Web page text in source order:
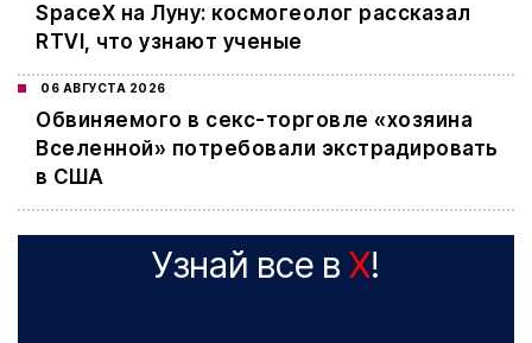
SpaceX на Луну: космогеолог рассказал
RTVI, что узнают ученые
06 АВГУСТА 2026
Обвиняемого в секс-торговле «хозяина
Вселенной» потребовали экстрадировать
в США
Узнай все в X!